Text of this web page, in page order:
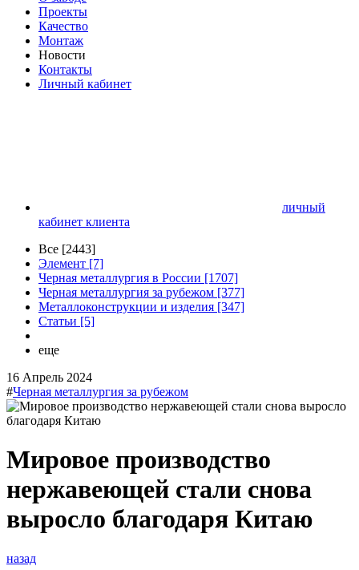
Проекты
Качество
Монтаж
Новости
Контакты
Личный кабинет
личный
кабинет клиента
Все [2443]
Элемент [7]
Черная металлургия в России [1707]
Черная металлургия за рубежом [377]
Металлоконструкции и изделия [347]
Статьи [5]
еще
16 Апрель 2024
#Черная металлургия за рубежом
Мировое производство
нержавеющей стали снова
выросло благодаря Китаю
назад